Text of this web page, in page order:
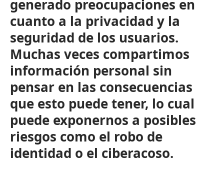
generado preocupaciones en
cuanto a la privacidad y la
seguridad de los usuarios.
Muchas veces compartimos
información personal sin
pensar en las consecuencias
que esto puede tener, lo cual
puede exponernos a posibles
riesgos como el robo de
identidad o el ciberacoso.